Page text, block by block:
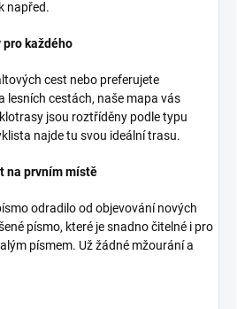
napřed.
pro každého
cest nebo preferujete
lesních cestách, naše mapa vás
jsou roztříděny podle typu
najde tu svou ideální trasu.
na prvním místě
odradilo od objevování nových
písmo, které je snadno čitelné i pro
písmem. Už žádné mžourání a